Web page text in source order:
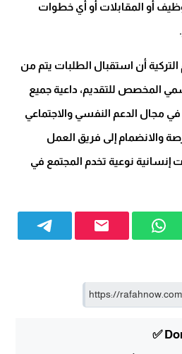
أو المقابلات أو أي خطوات
أن استقبال الطلبات يتم من
المخصص للتقديم، داعية جميع
مجال الدعم النفسي والاجتماعي
والانضمام إلى فريق العمل
نوعية تخدم المجتمع في